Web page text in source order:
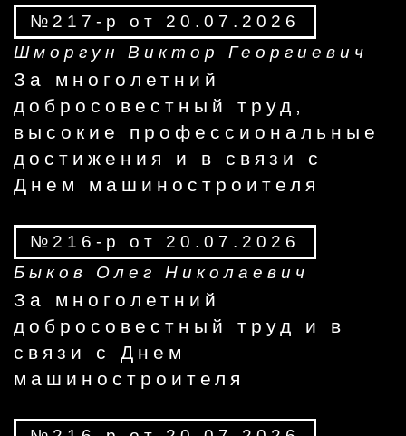
№217-р от 20.07.2026
Шморгун Виктор Георгиевич
За многолетний
добросовестный труд,
высокие профессиональные
достижения и в связи с
Днем машиностроителя
№216-р от 20.07.2026
Быков Олег Николаевич
За многолетний
добросовестный труд и в
связи с Днем
машиностроителя